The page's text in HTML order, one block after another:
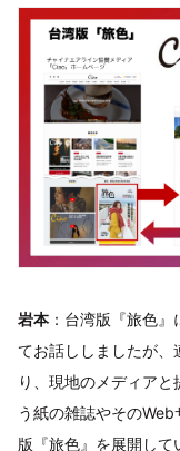
岩本 ：台湾版『旅色
てお話ししましたが
り、現地のメディア
う紙の雑誌やその
版『旅色』を展開して